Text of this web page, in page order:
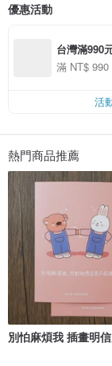
優惠活動
台灣滿990
滿 NT$ 990
活
熱門商品推薦
別怕麻煩我 插畫明